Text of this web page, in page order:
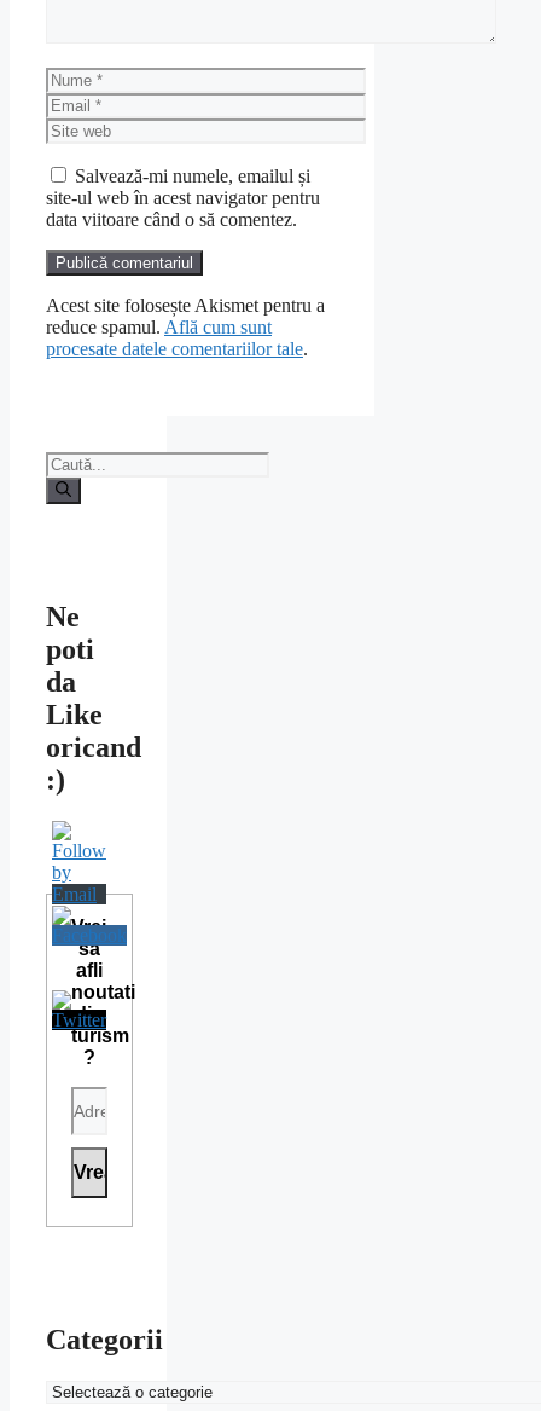
Nume
Email
Site
web
Salvează-mi numele, emailul și
site-ul web în acest navigator pentru
data viitoare când o să comentez.
Acest site folosește Akismet pentru a
reduce spamul. Află cum sunt
procesate datele comentariilor tale.
Caută
după:
Ne
poti
da
Like
oricand
:)
Vrei
sa
afli
noutati
din
turism
?
Categorii
Categorii